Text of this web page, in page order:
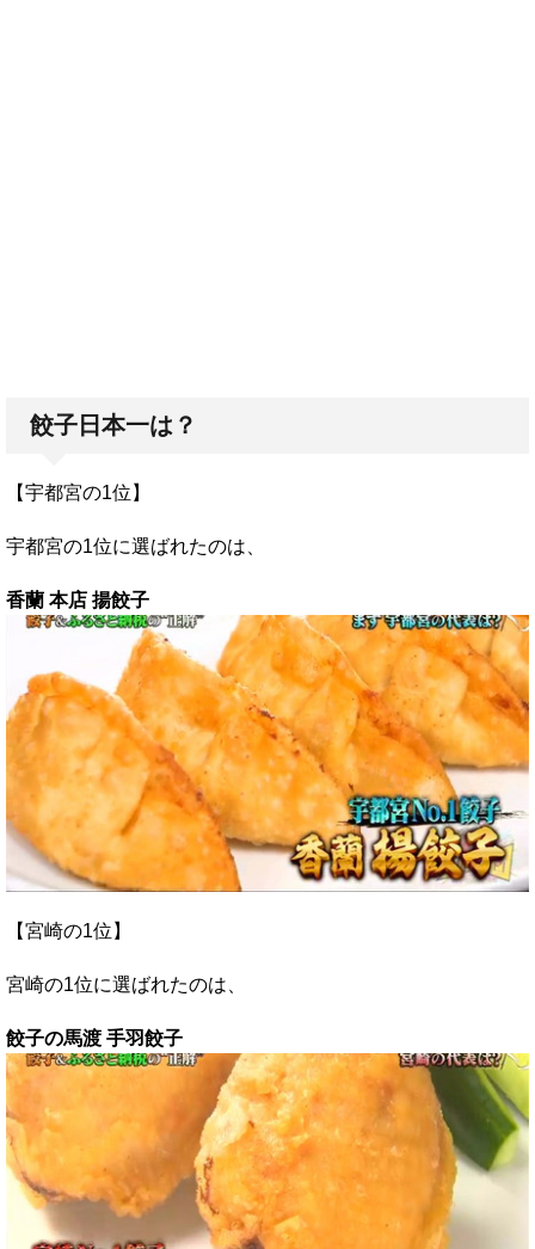
餃子日本一は？
【宇都宮の1位】
宇都宮の1位に選ばれたのは、
香蘭 本店 揚餃子
【宮崎の1位】
宮崎の1位に選ばれたのは、
餃子の馬渡 手羽餃子